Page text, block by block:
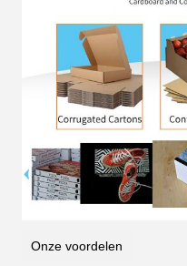
Onze voordelen